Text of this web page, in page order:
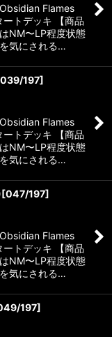
Flames
ートデッキ 【商品
NM〜LP程度状態
気にされる…
197]
Flames
ートデッキ 【商品
NM〜LP程度状態
気にされる…
197]
Flames
ートデッキ 【商品
NM〜LP程度状態
気にされる…
197]